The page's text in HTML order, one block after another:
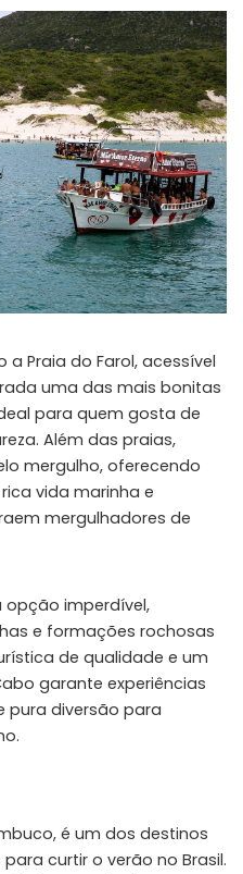
Praia do Farol, acessível
uma das mais bonitas
para quem gosta de
Além das praias,
mergulho, oferecendo
vida marinha e
mergulhadores de
opção imperdível,
e formações rochosas
de qualidade e um
garante experiências
pura diversão para
é um dos destinos
curtir o verão no Brasil.